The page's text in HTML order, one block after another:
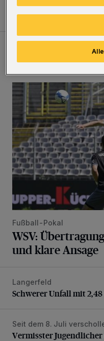
WSV: Übertragung im
Fußball-Pokal
WSV:
und klare Ansage
Schwerer Unfall mit 2,48
Langerfeld
Schwerer Unfall mit
Vermisster Jugendlicher
Seit dem 8. Juli
Vermisster